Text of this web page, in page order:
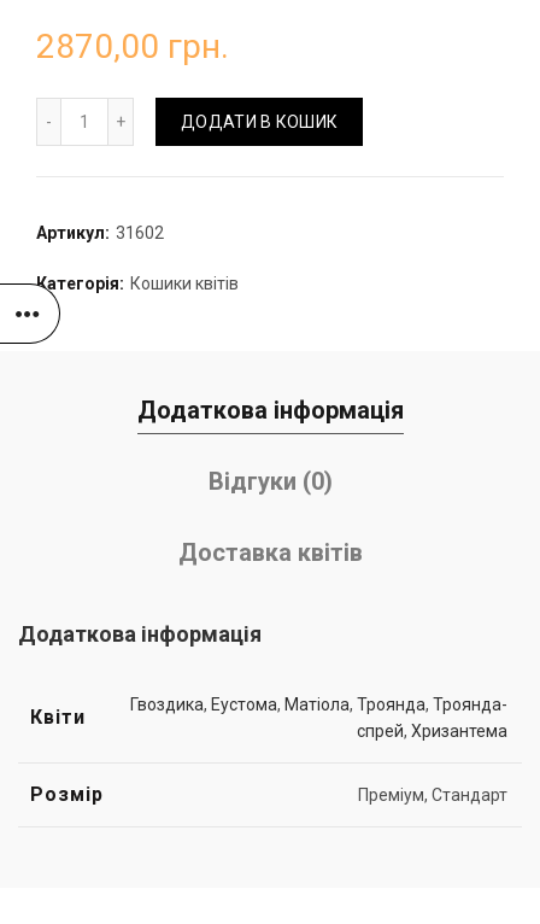
2870,00 грн.
ДОДАТИ В КОШИК
Артикул: 31602
Категорія: Кошики квітів
Додаткова інформація
Відгуки (0)
Доставка квітів
Додаткова інформація
Квіти
Гвоздика, Еустома, Матіола, Троянда, Троянда-
спрей, Хризантема
Розмір Преміум, Стандарт